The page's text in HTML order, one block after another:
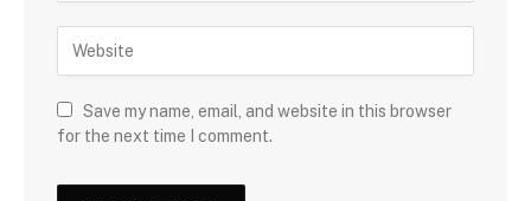
Save my name, email, and website in this browser
for the next time I comment.